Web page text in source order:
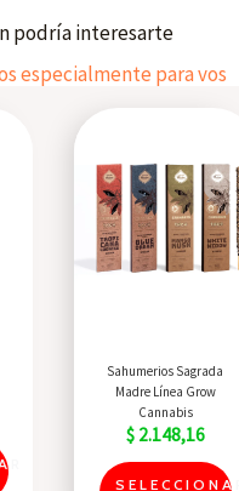
podría interesarte
especialmente para vos
on
Quick View
Sahumerios Sagrada
Madre Línea Grow
Cannabis
$2.148,16
SELECCIONAR